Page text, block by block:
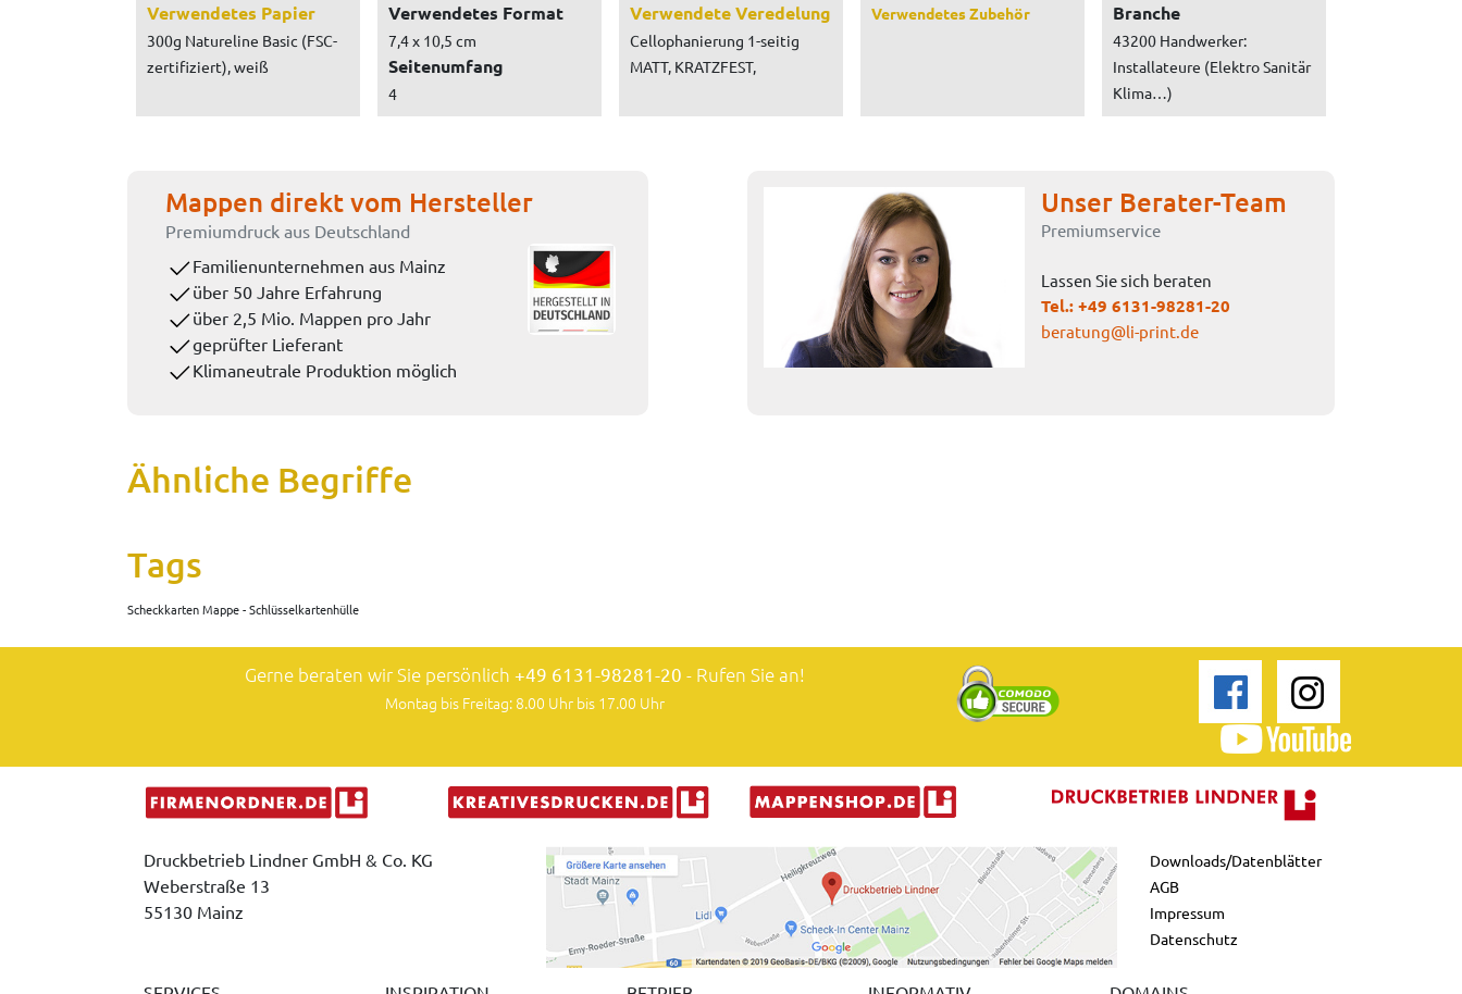
Verwendetes Papier
300g Natureline Basic (FSC-
zertifiziert), weiß
Verwendetes Format
7,4 x 10,5 cm
Seitenumfang
4
Verwendete Veredelung
Cellophanierung 1-seitig
MATT, KRATZFEST,
Verwendetes Zubehör Branche
43200 Handwerker:
Installateure (Elektro Sanitär
Klima…)
Mappen direkt vom Hersteller
Premiumdruck aus Deutschland
Familienunternehmen aus Mainz
über 50 Jahre Erfahrung
über 2,5 Mio. Mappen pro Jahr
geprüfter Lieferant
Klimaneutrale Produktion möglich
Unser Berater-Team
Premiumservice
Lassen Sie sich beraten
Tel.: +49 6131-98281-20
beratung@li-print.de
Ähnliche Begriffe
Tags
Scheckkarten Mappe - Schlüsselkartenhülle
Gerne beraten wir Sie persönlich +49 6131-98281-20 - Rufen Sie an!
Montag bis Freitag: 8.00 Uhr bis 17.00 Uhr
Druckbetrieb Lindner GmbH & Co. KG
Weberstraße 13
55130 Mainz
Downloads/Datenblätter
AGB
Impressum
Datenschutz